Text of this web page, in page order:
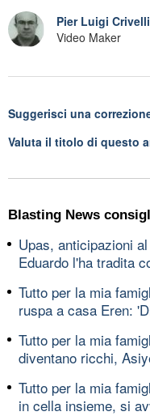
Pier Luigi Crivelli
Video Maker
Suggerisci una
Valuta il titolo di questo
Blasting News
Upas, anticipazioni
Eduardo l'ha tradita
Tutto per la mia
ruspa a casa Eren:
Tutto per la mia
diventano ricchi,
Tutto per la mia
in cella insieme, si